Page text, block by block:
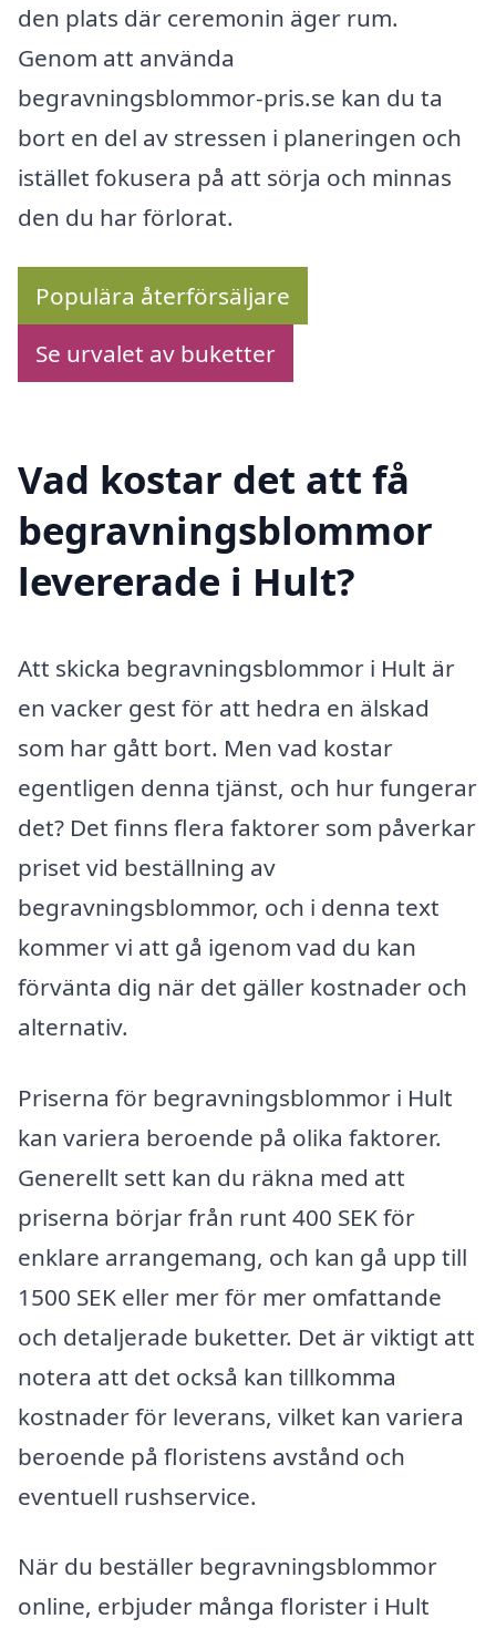
den plats där ceremonin äger rum.
Genom att använda
begravningsblommor-pris.se kan du ta
bort en del av stressen i planeringen och
istället fokusera på att sörja och minnas
den du har förlorat.
Populära återförsäljare
Se urvalet av buketter
Vad kostar det att få
begravningsblommor
levererade i Hult?
Att skicka begravningsblommor i Hult är
en vacker gest för att hedra en älskad
som har gått bort. Men vad kostar
egentligen denna tjänst, och hur fungerar
det? Det finns flera faktorer som påverkar
priset vid beställning av
begravningsblommor, och i denna text
kommer vi att gå igenom vad du kan
förvänta dig när det gäller kostnader och
alternativ.
Priserna för begravningsblommor i Hult
kan variera beroende på olika faktorer.
Generellt sett kan du räkna med att
priserna börjar från runt 400 SEK för
enklare arrangemang, och kan gå upp till
1500 SEK eller mer för mer omfattande
och detaljerade buketter. Det är viktigt att
notera att det också kan tillkomma
kostnader för leverans, vilket kan variera
beroende på floristens avstånd och
eventuell rushservice.
När du beställer begravningsblommor
online, erbjuder många florister i Hult